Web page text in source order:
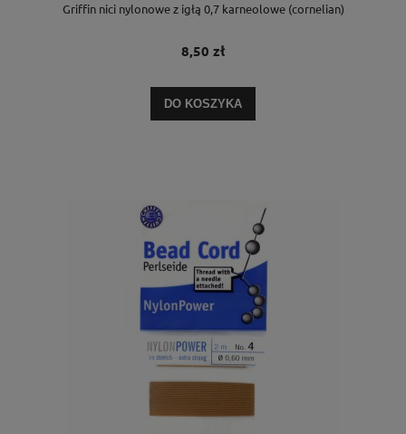
Griffin nici nylonowe z igłą 0,7 karneolowe (cornelian)
8,50 zł
DO KOSZYKA